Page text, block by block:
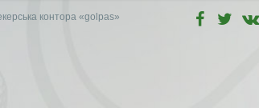
контора «golpas»